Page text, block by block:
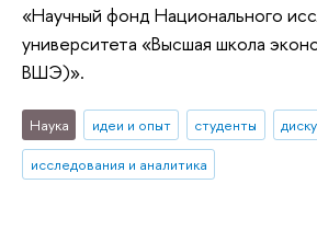
«Научный фонд Национального
университета «Высшая школа
ВШЭ)».
Наука идеи и опыт студенты
исследования и аналитика